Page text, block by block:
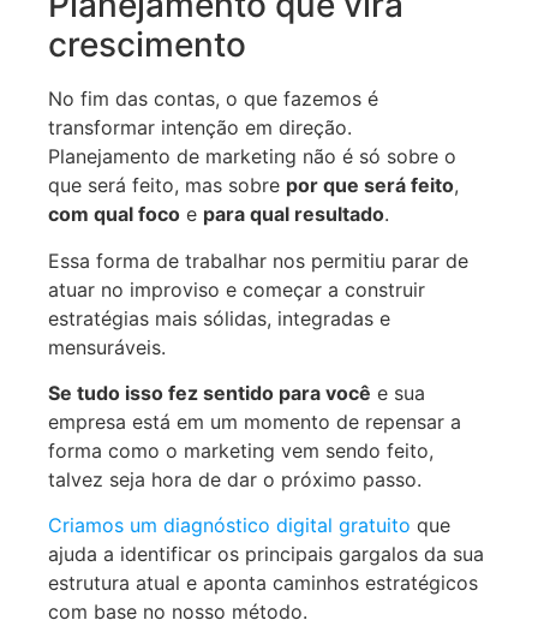
crescimento
No fim das contas, o que fazemos é
transformar intenção em direção.
Planejamento de marketing não é só sobre o
que será feito, mas sobre por que será feito,
com qual foco e para qual resultado.
Essa forma de trabalhar nos permitiu parar de
atuar no improviso e começar a construir
estratégias mais sólidas, integradas e
mensuráveis.
Se tudo isso fez sentido para você e sua
empresa está em um momento de repensar a
forma como o marketing vem sendo feito,
talvez seja hora de dar o próximo passo.
Criamos um diagnóstico digital gratuito que
ajuda a identificar os principais gargalos da sua
estrutura atual e aponta caminhos estratégicos
com base no nosso método.